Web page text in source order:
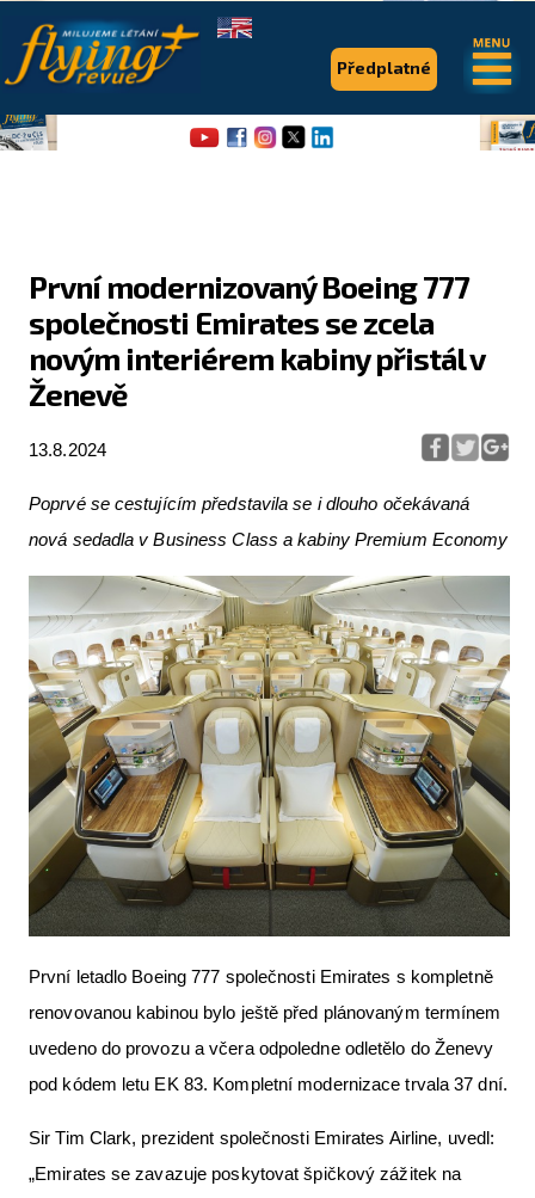
První modernizovaný Boeing 777
společnosti Emirates se zcela
novým interiérem kabiny přistál v
Ženevě
13.8.2024
Poprvé se cestujícím představila se i dlouho očekávaná
nová sedadla v Business Class a kabiny Premium Economy
První letadlo Boeing 777 společnosti Emirates s kompletně
renovovanou kabinou bylo ještě před plánovaným termínem
uvedeno do provozu a včera odpoledne odletělo do Ženevy
pod kódem letu EK 83. Kompletní modernizace trvala 37 dní.
Sir Tim Clark, prezident společnosti Emirates Airline, uvedl:
„Emirates se zavazuje poskytovat špičkový zážitek na
Předplatné
.
Flying Revue
Články
Série & speciály
Aktuální FR + archiv
Letecká muzea
VFR Communication app
The SAFE Guide app
Nabídky práce v letectví
Inzerujte s námi
E-SHOP